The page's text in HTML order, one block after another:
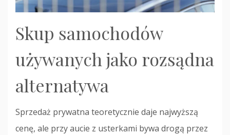
Skup samochodów
używanych jako rozsądna
alternatywa
Sprzedaż prywatna teoretycznie daje najwyższą
cenę, ale przy aucie z usterkami bywa drogą przez